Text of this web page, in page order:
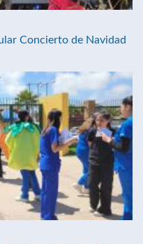
Concierto de Navidad